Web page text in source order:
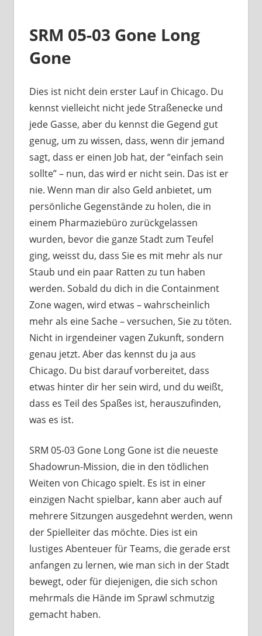
SRM 05-03 Gone Long
Gone
Dies ist nicht dein erster Lauf in Chicago. Du
kennst vielleicht nicht jede Straßenecke und
jede Gasse, aber du kennst die Gegend gut
genug, um zu wissen, dass, wenn dir jemand
sagt, dass er einen Job hat, der “einfach sein
sollte” – nun, das wird er nicht sein. Das ist er
nie. Wenn man dir also Geld anbietet, um
persönliche Gegenstände zu holen, die in
einem Pharmaziebüro zurückgelassen
wurden, bevor die ganze Stadt zum Teufel
ging, weisst du, dass Sie es mit mehr als nur
Staub und ein paar Ratten zu tun haben
werden. Sobald du dich in die Containment
Zone wagen, wird etwas – wahrscheinlich
mehr als eine Sache – versuchen, Sie zu töten.
Nicht in irgendeiner vagen Zukunft, sondern
genau jetzt. Aber das kennst du ja aus
Chicago. Du bist darauf vorbereitet, dass
etwas hinter dir her sein wird, und du weißt,
dass es Teil des Spaßes ist, herauszufinden,
was es ist.
SRM 05-03 Gone Long Gone ist die neueste
Shadowrun-Mission, die in den tödlichen
Weiten von Chicago spielt. Es ist in einer
einzigen Nacht spielbar, kann aber auch auf
mehrere Sitzungen ausgedehnt werden, wenn
der Spielleiter das möchte. Dies ist ein
lustiges Abenteuer für Teams, die gerade erst
anfangen zu lernen, wie man sich in der Stadt
bewegt, oder für diejenigen, die sich schon
mehrmals die Hände im Sprawl schmutzig
gemacht haben.